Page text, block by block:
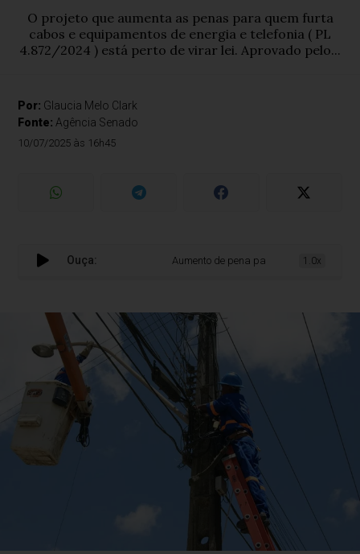
O projeto que aumenta as penas para quem furta
cabos e equipamentos de energia e telefonia ( PL
4.872/2024 ) está perto de virar lei. Aprovado pelo...
Por: Glaucia Melo Clark
Fonte: Agência Senado
10/07/2025 às 16h45
Ouça: Aumento de pena para roubo de fios de
1.0x